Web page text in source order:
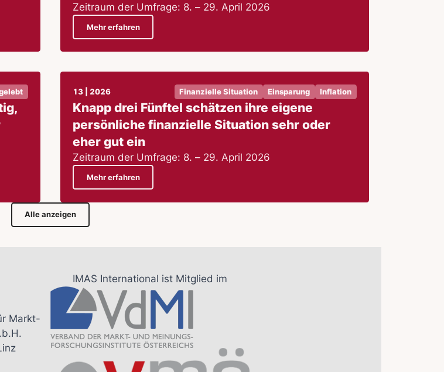
Zeitraum der Umfrage: 8. – 29. April 2026
Mehr erfahren
13 | 2026 Finanzielle Situation Einsparung Inflation
Knapp drei Fünftel schätzen ihre eigene
persönliche finanzielle Situation sehr oder
eher gut ein
Zeitraum der Umfrage: 8. – 29. April 2026
Mehr erfahren
Alle anzeigen
Markt-
IMAS International ist Mitglied im